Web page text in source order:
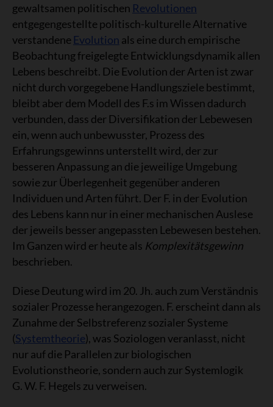
gewaltsamen politischen Revolutionen
entgegengestellte politisch-kulturelle Alternative
verstandene Evolution als eine durch empirische
Beobachtung freigelegte Entwicklungsdynamik allen
Lebens beschreibt. Die Evolution der Arten ist zwar
nicht durch vorgegebene Handlungsziele bestimmt,
bleibt aber dem Modell des F.s im Wissen dadurch
verbunden, dass der Diversifikation der Lebewesen
ein, wenn auch unbewusster, Prozess des
Erfahrungsgewinns unterstellt wird, der zur
besseren Anpassung an die jeweilige Umgebung
sowie zur Überlegenheit gegenüber anderen
Individuen und Arten führt. Der F. in der Evolution
des Lebens kann nur in einer mechanischen Auslese
der jeweils besser angepassten Lebewesen bestehen.
Im Ganzen wird er heute als Komplexitätsgewinn
beschrieben.
Diese Deutung wird im 20. Jh. auch zum Verständnis
sozialer Prozesse herangezogen. F. erscheint dann als
Zunahme der Selbstreferenz sozialer Systeme
(Systemtheorie), was Soziologen veranlasst, nicht
nur auf die Parallelen zur biologischen
Evolutionstheorie, sondern auch zur Systemlogik
G. W. F. Hegels zu verweisen.